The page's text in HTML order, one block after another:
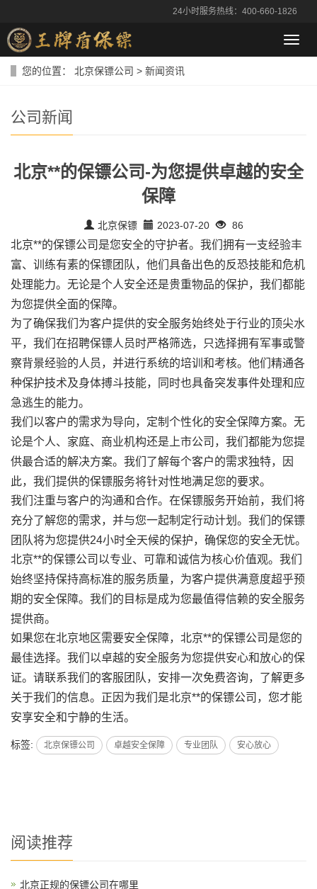
24小时服务热线：400-660-1826
导
航
您的位置： 北京保镖公司 > 新闻资讯
公司新闻
北京**的保镖公司-为您提供卓越的安全
保障
北京保镖 2023-07-20 86
北京**的保镖公司是您安全的守护者。我们拥有一支经验丰
富、训练有素的保镖团队，他们具备出色的反恐技能和危机
处理能力。无论是个人安全还是贵重物品的保护，我们都能
为您提供全面的保障。
为了确保我们为客户提供的安全服务始终处于行业的顶尖水
平，我们在招聘保镖人员时严格筛选，只选择拥有军事或警
察背景经验的人员，并进行系统的培训和考核。他们精通各
种保护技术及身体搏斗技能，同时也具备突发事件处理和应
急逃生的能力。
我们以客户的需求为导向，定制个性化的安全保障方案。无
论是个人、家庭、商业机构还是上市公司，我们都能为您提
供最合适的解决方案。我们了解每个客户的需求独特，因
此，我们提供的保镖服务将针对性地满足您的要求。
我们注重与客户的沟通和合作。在保镖服务开始前，我们将
充分了解您的需求，并与您一起制定行动计划。我们的保镖
团队将为您提供24小时全天候的保护，确保您的安全无忧。
北京**的保镖公司以专业、可靠和诚信为核心价值观。我们
始终坚持保持高标准的服务质量，为客户提供满意度超乎预
期的安全保障。我们的目标是成为您最值得信赖的安全服务
提供商。
如果您在北京地区需要安全保障，北京**的保镖公司是您的
最佳选择。我们以卓越的安全服务为您提供安心和放心的保
证。请联系我们的客服团队，安排一次免费咨询，了解更多
关于我们的信息。正因为我们是北京**的保镖公司，您才能
安享安全和宁静的生活。
标签: 北京保镖公司 卓越安全保障 专业团队 安心放心
阅读推荐
北京正规的保镖公司在哪里